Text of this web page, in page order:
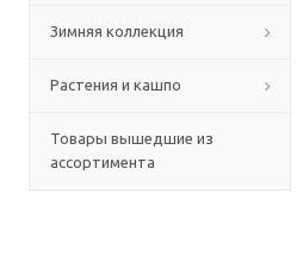
Зимняя коллекция
Растения и кашпо
Товары вышедшие из
ассортимента